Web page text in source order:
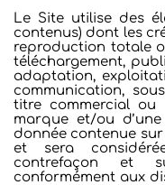
Le Site utilise des
contenus) dont les
reproduction totale
téléchargement,
adaptation,
communication,
titre commercial
marque et/ou
donnée contenue
et sera
contrefaçon et
conformément aux